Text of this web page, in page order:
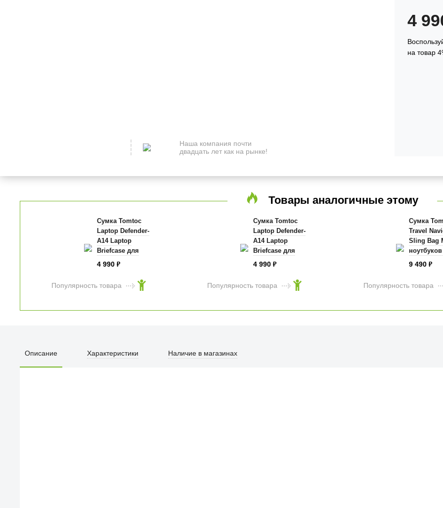
4
на товар
Наша компания почти
двадцать лет как на рынке!
Товары аналогичные этому
Сумка Tomtoc
Laptop Defender-
A14 Laptop
Briefcase для
ноутбуков 13"
4 990₽
Популярность товара
Сумка Tomtoc
Laptop Defender-
A14 Laptop
Briefcase для
ноутбуков 13.5"
4 990 ₽
Популярность товара
Сумка
Travel
Sling Bag
черная
9 490₽
Популярность товара
ноутбуков 15"
Описание Характеристики Наличие в магазинах